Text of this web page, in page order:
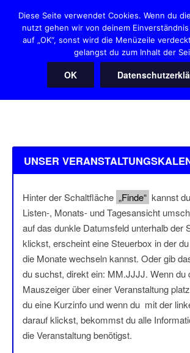
Inhalt
springenHANNOVER
"Der" Squaredanceclub in Hannover
Menü
UNSER
Hinter der Schaltfläche „Finde“ kannst
Listen-, Monats- und Tagesansicht
auf das dunkle Datumsfeld unterhalb der
klickst, erscheint eine Steuerbox in der
die Monate wechseln kannst. Oder gib
du suchst, direkt ein: MM.JJJJ. Wenn du
Mauszeiger über einer Veranstaltung
du eine Kurzinfo und wenn du mit der
darauf klickst, bekommst du alle
die Veranstaltung benötigst.
Diese Seite verwendet Cookies. Wenn du
nutzt gehen wir von deinem
auf „OK“, sonst wird die Menüzeile
gelangst du zum Inhalt der
OK